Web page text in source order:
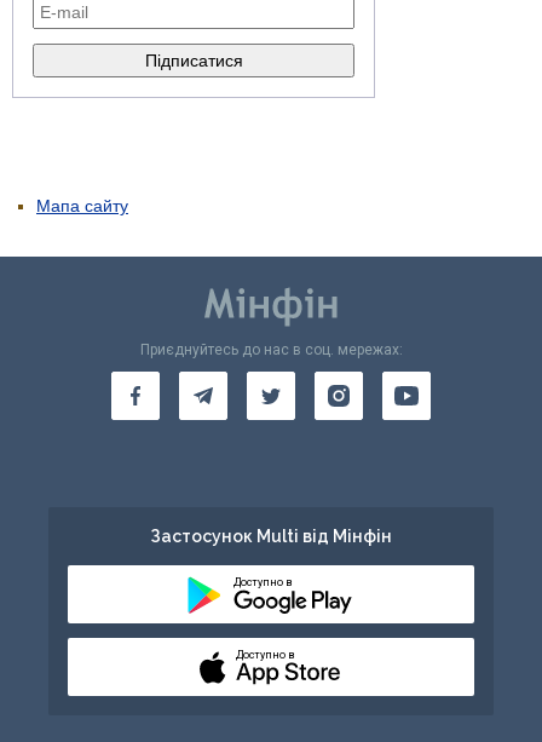
Мапа сайту
Приєднуйтесь до нас в соц. мережах:
Застосунок Multi від Мінфін
Доступно в
Доступно в